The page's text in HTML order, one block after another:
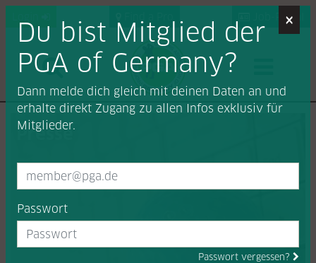
Job-Portal
Presse
×
Du bist Mitglied der
PGA of Germany?
Dann melde dich gleich mit deinen Daten an und
erhalte direkt Zugang zu allen Infos exklusiv für
Mitglieder.
Passwort
Passwort vergessen?